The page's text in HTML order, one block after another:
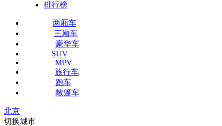
排行榜
两厢车
三厢车
豪华车
SUV
MPV
旅行车
跑车
敞篷车
北京
切换城市